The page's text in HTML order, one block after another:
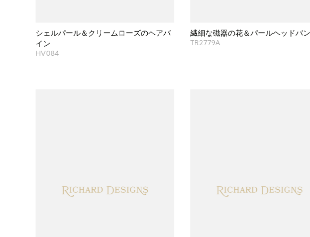
シェルパール＆クリームローズのヘアバ
イン
HV084
繊細な磁器の花＆パールヘッドバ
TR2779A